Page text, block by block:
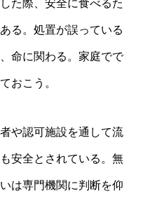
た際、安全に食べるた
る。処置が誤っている
命に関わる。家庭でで
おこう。
や認可施設を通して流
安全とされている。無
は専門機関に判断を仰